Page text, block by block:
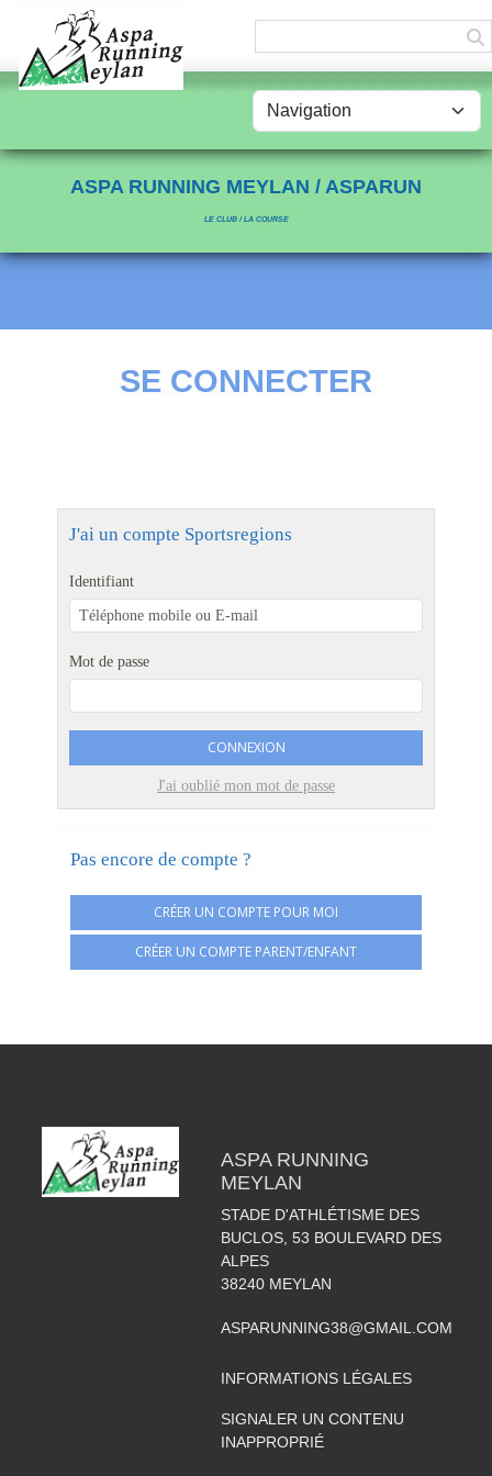
ASPA RUNNING MEYLAN / ASPARUN
LE CLUB / LA COURSE
SE CONNECTER
J'ai un compte Sportsregions
Identifiant
Mot de passe
CONNEXION
J'ai oublié mon mot de passe
Pas encore de compte ?
CRÉER UN COMPTE POUR MOI
CRÉER UN COMPTE PARENT/ENFANT
ASPA RUNNING
MEYLAN
STADE D'ATHLÉTISME DES
BUCLOS, 53 BOULEVARD DES
ALPES
38240 MEYLAN
ASPARUNNING38@GMAIL.COM
INFORMATIONS LÉGALES
SIGNALER UN CONTENU
INAPPROPRIÉ
Panneau de gestion des cookies